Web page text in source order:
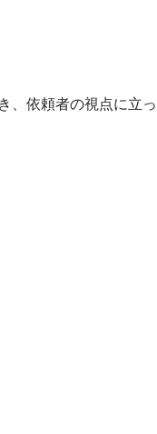
、依頼者の視点に立っ